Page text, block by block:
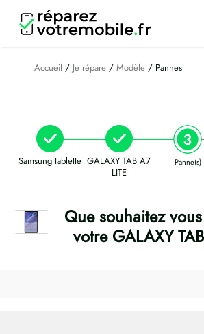
contenu
Accueil / Je répare / Modèle / Pannes
Samsung tablette GALAXY TAB A7
LITE
Panne(s)
Que souhaitez
votre GALAXY